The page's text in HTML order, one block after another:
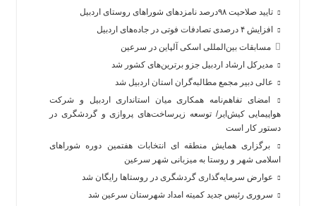
تایید صلاحیت ۹۸درصد نامزدهای شوراهای روستای اردبیل
افزایش ۴ درصدی تصادفات فوتی در جاده‌های اردبیل
مسابقات بین‌المللی اسکی آلپاین در سرعین
مدیرکل ارشاد اردبیل جزو برترین‌های کشور شد
عالی دبیر مجمع مطالبه‌گران استان اردبیل شد
امضای تفاهم‌نامه همکاری میان استانداری اردبیل و شرکت
هواپیمایی کیش‌ایر/ توسعه زیرساخت‌های پروازی و گردشگری در
دستور کار است
برگزاری همایش منطقه ای انتخابات هفتمین دوره شوراهای
اسلامی شهر و روستا به میزبانی شهر سرعین
عوارض سرمایه‌گذاری گردشگری در روستاها رایگان شد
سروری رئیس جدید کمیته امداد شهرستان سرعین شد